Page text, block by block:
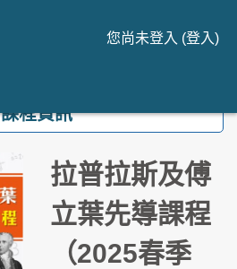
您尚未登入 (登入)
課程資訊
拉普拉斯及傅
立葉先導課程
（2025春季